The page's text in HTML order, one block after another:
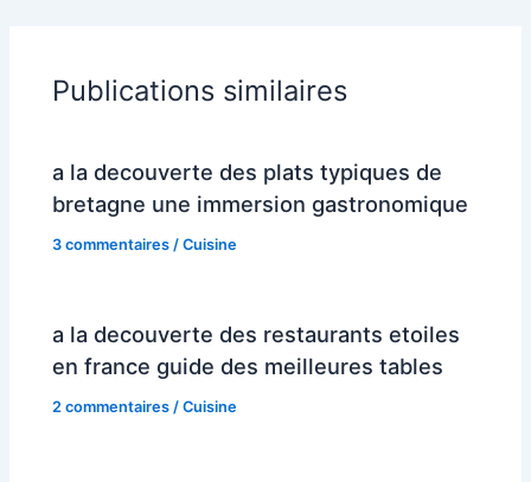
Publications similaires
a la decouverte des plats typiques de
bretagne une immersion gastronomique
3 commentaires /Cuisine
a la decouverte des restaurants etoiles
en france guide des meilleures tables
2 commentaires /Cuisine